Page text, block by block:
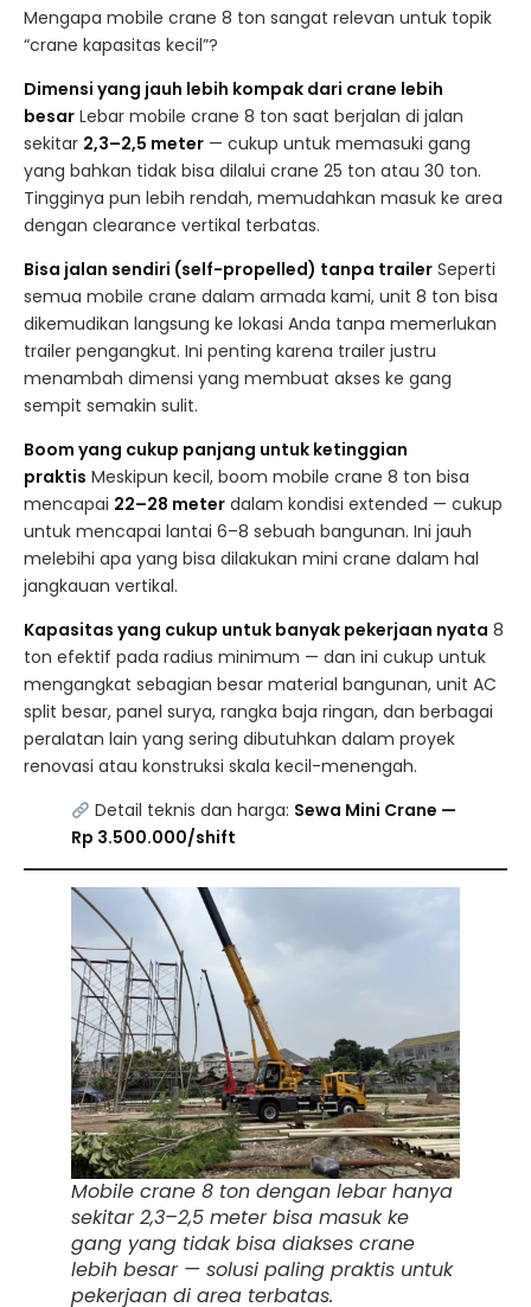
Mengapa mobile crane 8 ton sangat relevan untuk topik
“crane kapasitas kecil”?
Dimensi yang jauh lebih kompak dari crane lebih
besar Lebar mobile crane 8 ton saat berjalan di jalan
sekitar 2,3–2,5 meter — cukup untuk memasuki gang
yang bahkan tidak bisa dilalui crane 25 ton atau 30 ton.
Tingginya pun lebih rendah, memudahkan masuk ke area
dengan clearance vertikal terbatas.
Bisa jalan sendiri (self-propelled) tanpa trailer Seperti
semua mobile crane dalam armada kami, unit 8 ton bisa
dikemudikan langsung ke lokasi Anda tanpa memerlukan
trailer pengangkut. Ini penting karena trailer justru
menambah dimensi yang membuat akses ke gang
sempit semakin sulit.
Boom yang cukup panjang untuk ketinggian
praktis Meskipun kecil, boom mobile crane 8 ton bisa
mencapai 22–28 meter dalam kondisi extended — cukup
untuk mencapai lantai 6–8 sebuah bangunan. Ini jauh
melebihi apa yang bisa dilakukan mini crane dalam hal
jangkauan vertikal.
Kapasitas yang cukup untuk banyak pekerjaan nyata 8
ton efektif pada radius minimum — dan ini cukup untuk
mengangkat sebagian besar material bangunan, unit AC
split besar, panel surya, rangka baja ringan, dan berbagai
peralatan lain yang sering dibutuhkan dalam proyek
renovasi atau konstruksi skala kecil-menengah.
Detail teknis dan harga: Sewa Mini Crane —
Rp 3.500.000/shift
Mobile crane 8 ton dengan lebar hanya
sekitar 2,3–2,5 meter bisa masuk ke
gang yang tidak bisa diakses crane
lebih besar — solusi paling praktis untuk
pekerjaan di area terbatas.